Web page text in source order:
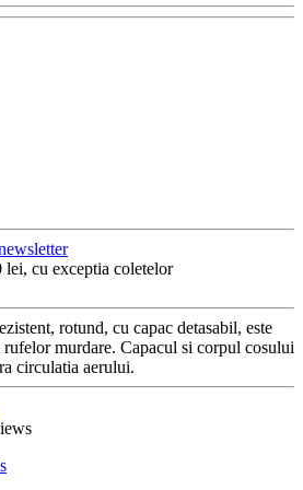
lei, cu exceptia coletelor
rotund, cu capac detasabil, este
murdare. Capacul si corpul cosului
circulatia aerului.